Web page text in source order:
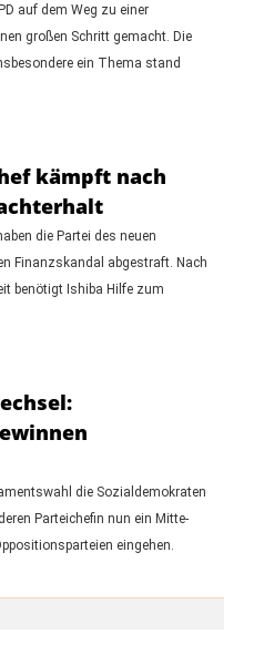
auf dem Weg zu einer
großen Schritt gemacht. Die
ein Thema stand
kämpft nach
die Partei des neuen
Finanzskandal abgestraft. Nach
benötigt Ishiba Hilfe zum
die Sozialdemokraten
Parteichefin nun ein Mitte-
eingehen.